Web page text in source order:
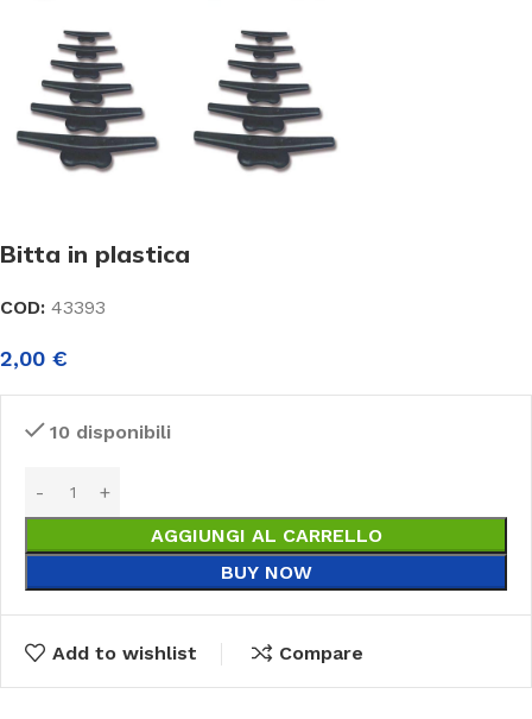
Bitta in plastica
COD: 43393
2,00 €
10 disponibili
AGGIUNGI AL CARRELLO
BUY NOW
Add to wishlist Compare